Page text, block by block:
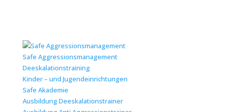
Safe Aggressionsmanagement
Deeskalationstraining
Kinder – und Jugendeinrichtungen
Safe Akademie
Ausbildung Deeskalationstrainer